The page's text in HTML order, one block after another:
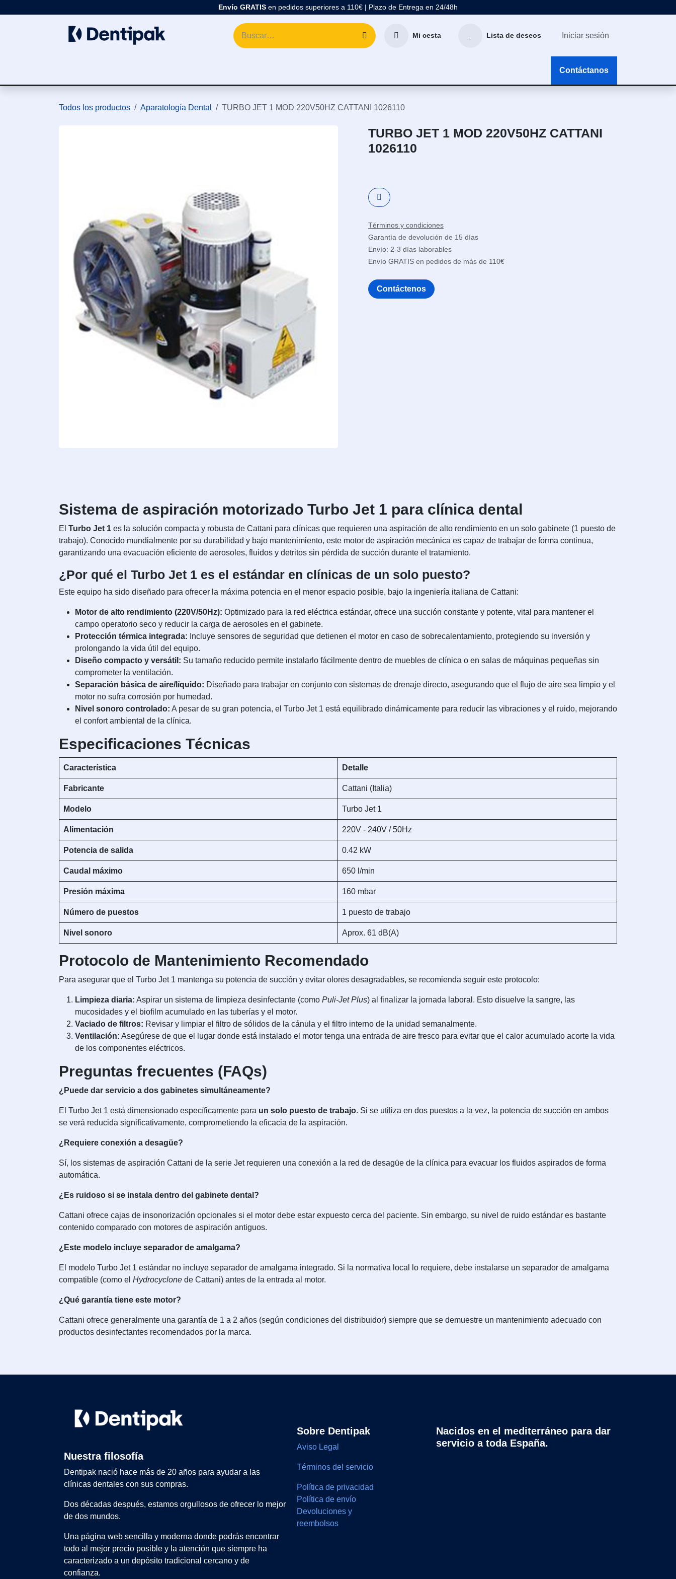
Envío GRATIS en pedidos superiores a 110€ | Plazo de Entrega en 24/48h
Mi cesta Lista de deseos Iniciar sesión
Contáctanos
Todos los productos Aparatología Dental TURBO JET 1 MOD 220V50HZ CATTANI 1026110
TURBO JET 1 MOD 220V50HZ CATTANI
1026110
Términos y condiciones
Garantía de devolución de 15 días
Envío: 2-3 días laborables
Envío GRATIS en pedidos de más de 110€
Contáctenos
Sistema de aspiración motorizado Turbo Jet 1 para clínica dental
El Turbo Jet 1 es la solución compacta y robusta de Cattani para clínicas que requieren una aspiración de alto rendimiento en un solo gabinete (1 puesto de
trabajo). Conocido mundialmente por su durabilidad y bajo mantenimiento, este motor de aspiración mecánica es capaz de trabajar de forma continua,
garantizando una evacuación eficiente de aerosoles, fluidos y detritos sin pérdida de succión durante el tratamiento.
¿Por qué el Turbo Jet 1 es el estándar en clínicas de un solo puesto?
Este equipo ha sido diseñado para ofrecer la máxima potencia en el menor espacio posible, bajo la ingeniería italiana de Cattani:
Motor de alto rendimiento (220V/50Hz): Optimizado para la red eléctrica estándar, ofrece una succión constante y potente, vital para mantener el
campo operatorio seco y reducir la carga de aerosoles en el gabinete.
Protección térmica integrada: Incluye sensores de seguridad que detienen el motor en caso de sobrecalentamiento, protegiendo su inversión y
prolongando la vida útil del equipo.
Diseño compacto y versátil: Su tamaño reducido permite instalarlo fácilmente dentro de muebles de clínica o en salas de máquinas pequeñas sin
comprometer la ventilación.
Separación básica de aire/líquido: Diseñado para trabajar en conjunto con sistemas de drenaje directo, asegurando que el flujo de aire sea limpio y el
motor no sufra corrosión por humedad.
Nivel sonoro controlado: A pesar de su gran potencia, el Turbo Jet 1 está equilibrado dinámicamente para reducir las vibraciones y el ruido, mejorando
el confort ambiental de la clínica.
Especificaciones Técnicas
Característica Detalle
Fabricante Cattani (Italia)
Modelo Turbo Jet 1
Alimentación 220V - 240V / 50Hz
Potencia de salida 0.42 kW
Caudal máximo 650 l/min
Presión máxima 160 mbar
Número de puestos 1 puesto de trabajo
Nivel sonoro Aprox. 61 dB(A)
Protocolo de Mantenimiento Recomendado
Para asegurar que el Turbo Jet 1 mantenga su potencia de succión y evitar olores desagradables, se recomienda seguir este protocolo:
Limpieza diaria: Aspirar un sistema de limpieza desinfectante (como Puli-Jet Plus) al finalizar la jornada laboral. Esto disuelve la sangre, las
mucosidades y el biofilm acumulado en las tuberías y el motor.
Vaciado de filtros: Revisar y limpiar el filtro de sólidos de la cánula y el filtro interno de la unidad semanalmente.
Ventilación: Asegúrese de que el lugar donde está instalado el motor tenga una entrada de aire fresco para evitar que el calor acumulado acorte la vida
de los componentes eléctricos.
Preguntas frecuentes (FAQs)
¿Puede dar servicio a dos gabinetes simultáneamente?
El Turbo Jet 1 está dimensionado específicamente para un solo puesto de trabajo. Si se utiliza en dos puestos a la vez, la potencia de succión en ambos
se verá reducida significativamente, comprometiendo la eficacia de la aspiración.
¿Requiere conexión a desagüe?
Sí, los sistemas de aspiración Cattani de la serie Jet requieren una conexión a la red de desagüe de la clínica para evacuar los fluidos aspirados de forma
automática.
¿Es ruidoso si se instala dentro del gabinete dental?
Cattani ofrece cajas de insonorización opcionales si el motor debe estar expuesto cerca del paciente. Sin embargo, su nivel de ruido estándar es bastante
contenido comparado con motores de aspiración antiguos.
¿Este modelo incluye separador de amalgama?
El modelo Turbo Jet 1 estándar no incluye separador de amalgama integrado. Si la normativa local lo requiere, debe instalarse un separador de amalgama
compatible (como el Hydrocyclone de Cattani) antes de la entrada al motor.
¿Qué garantía tiene este motor?
Cattani ofrece generalmente una garantía de 1 a 2 años (según condiciones del distribuidor) siempre que se demuestre un mantenimiento adecuado con
productos desinfectantes recomendados por la marca.
Sobre Dentipak
Aviso Legal
Términos del servicio
Política de privacidad
Política de envío
Devoluciones y
reembolsos
Nacidos en el mediterráneo para dar
servicio a toda España.
Nuestra filosofía
Dentipak nació hace más de 20 años para ayudar a las
clínicas dentales con sus compras.
Dos décadas después, estamos orgullosos de ofrecer lo mejor
de dos mundos.
Una página web sencilla y moderna donde podrás encontrar
todo al mejor precio posible y la atención que siempre ha
caracterizado a un depósito tradicional cercano y de
confianza.